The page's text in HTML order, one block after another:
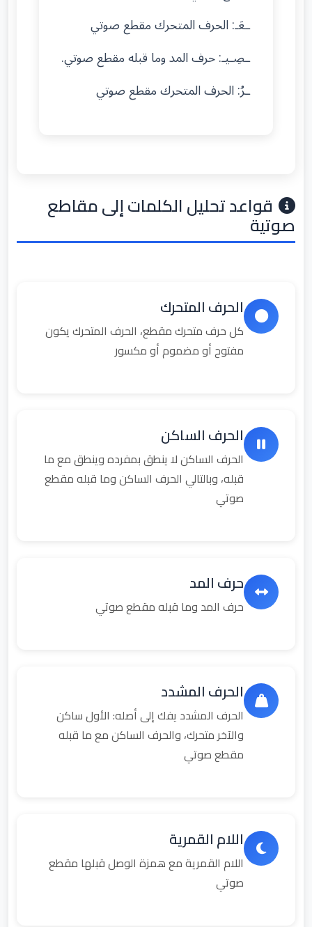
ـعَـ: الحرف المتحرك مقطع صوتي
ـصِـيـ: حرف المد وما قبله مقطع صوتي.
ـرُ: الحرف المتحرك مقطع صوتي
قواعد تحليل الكلمات إلى مقاطع
صوتية
الحرف المتحرك
كل حرف متحرك مقطع، الحرف المتحرك يكون
مفتوح أو مضموم أو مكسور
الحرف الساكن
الحرف الساكن لا ينطق بمفرده وينطق مع ما
قبله، وبالتالي الحرف الساكن وما قبله مقطع
صوتي
حرف المد
حرف المد وما قبله مقطع صوتي
الحرف المشدد
الحرف المشدد يفك إلى أصله: الأول ساكن
والآخر متحرك، والحرف الساكن مع ما قبله
مقطع صوتي
اللام القمرية
اللام القمرية مع همزة الوصل قبلها مقطع
صوتي